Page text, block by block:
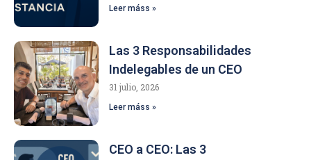
Leer máss »
Las 3 Responsabilidades
Indelegables de un CEO
31 julio, 2026
Leer máss »
CEO a CEO: Las 3